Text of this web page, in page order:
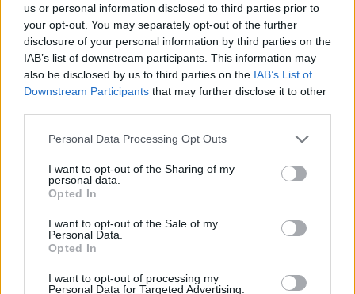
us or personal information disclosed to third parties prior to
your opt-out. You may separately opt-out of the further
disclosure of your personal information by third parties on the
IAB’s list of downstream participants. This information may
also be disclosed by us to third parties on the IAB’s List of
Downstream Participants that may further disclose it to other
Personal Data Processing Opt Outs
I want to opt-out of the Sharing of my
personal data.
Opted In
I want to opt-out of the Sale of my
Personal Data.
Opted In
I want to opt-out of processing my
Personal Data for Targeted Advertising.
ChAD - rozpoznanie sygnałów
ostrzegawczych
Dzień dobry wszystkim, Chciałam zapytać
chorych i ich opiekunów o frapujący mnie temat.
z dystansu trzeci epizod u koleżanki. Jestem z
scenariusz niestety powtarza się trzeci raz w
ciągu 5 lat. Schemat: Mania -> chora rusza "w
dziwne lub skrajne zachowania -> szpital,
oddział zamknięty, wyciszanie około 6 tygodni -
remisja, leki, powrót do własnego mieszkania ->
Forum:Zaburzenia afektywne dwubiegunowe -
ChAD
subzero1600
Witam .Na wstępie chciałbym zaznaczyć,iż jest